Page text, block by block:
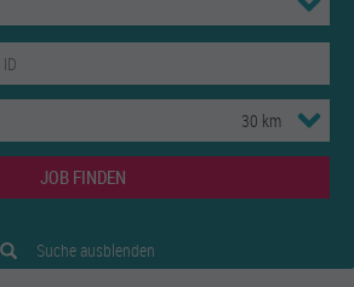
JOB FINDEN
Suche ausblenden